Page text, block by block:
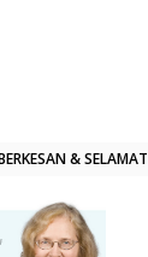
& SELAMAT